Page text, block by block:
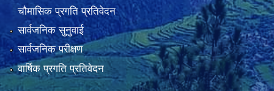
चौमासिक प्रगति प्रतिवेदन
सार्वजनिक सुनुवाई
सार्वजनिक परीक्षण
वार्षिक प्रगति प्रतिवेदन